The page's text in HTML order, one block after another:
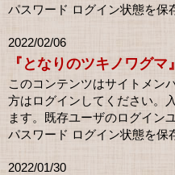
パスワード ログイン状態を
2022/02/06
『となりのツキノワグマ』
このコンテンツはサイトメン
方はログインしてください。
ます。既存ユーザのログイン
パスワード ログイン状態を
2022/01/30